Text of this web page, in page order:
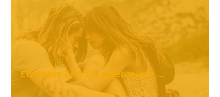
Eine neue Zeit ist angebrochen ...